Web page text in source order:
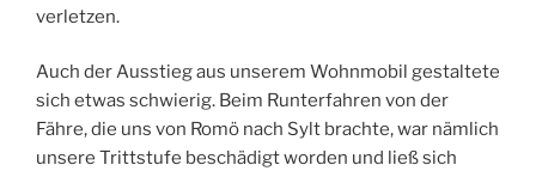
verletzen.
Auch der Ausstieg aus unserem Wohnmobil gestaltete
sich etwas schwierig. Beim Runterfahren von der
Fähre, die uns von Romö nach Sylt brachte, war nämlich
unsere Trittstufe beschädigt worden und ließ sich